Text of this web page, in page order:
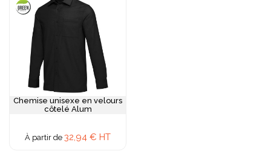
Chemise unisexe en velours
côtelé Alum
À partir de 32,94 € HT